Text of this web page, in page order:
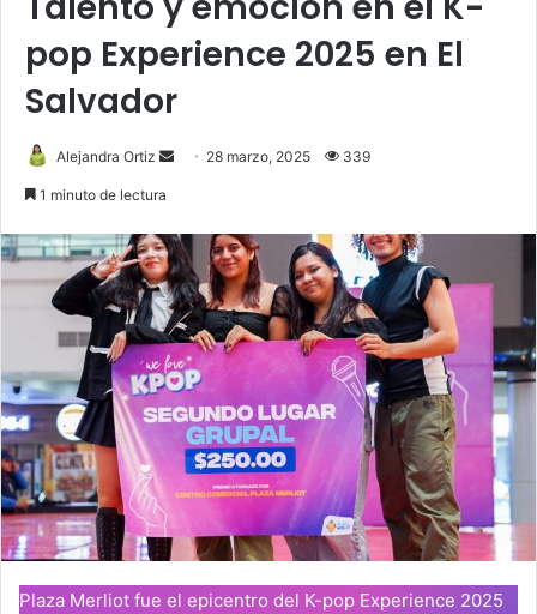
pop Experience 2025 en El
Salvador
Alejandra Ortiz
Send 28 marzo, 2025 339
1 minuto de lectura
Plaza Merliot fue el epicentro del K-pop Experience 2025